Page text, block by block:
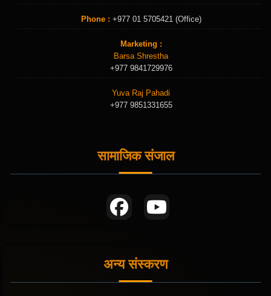
Phone : +977 01 5705421 (Office)
Marketing :
Barsa Shrestha
+977 9841729976
Yuva Raj Pahadi
+977 9851331655
सामाजिक संजाल
अन्य संस्करण